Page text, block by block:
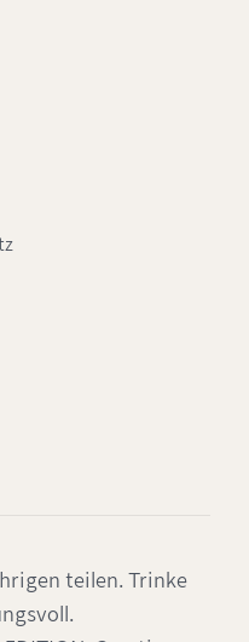
teilen. Trinke